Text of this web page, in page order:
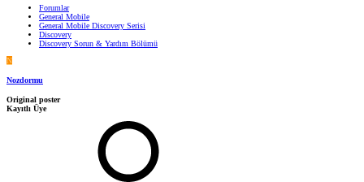
Forumlar
General Mobile
General Mobile Discovery Serisi
Discovery
Discovery Sorun & Yardım Bölümü
N
Nozdormu
Original poster
Kayıtlı Üye